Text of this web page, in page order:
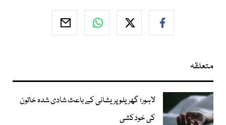
متعلقہ
لاہور؛ گھریلو پریشانی کے باعث شادی شدہ خاتون
کی خودکشی